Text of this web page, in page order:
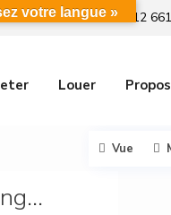
+212
Louer
Vue
votre langue »